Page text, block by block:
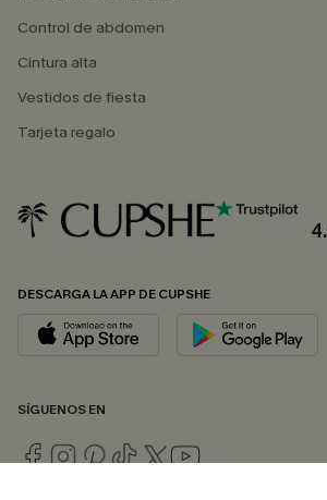
Control de abdomen
Cintura alta
Vestidos de fiesta
Tarjeta regalo
DESCARGA LA APP DE CUPSHE
SÍGUENOS EN